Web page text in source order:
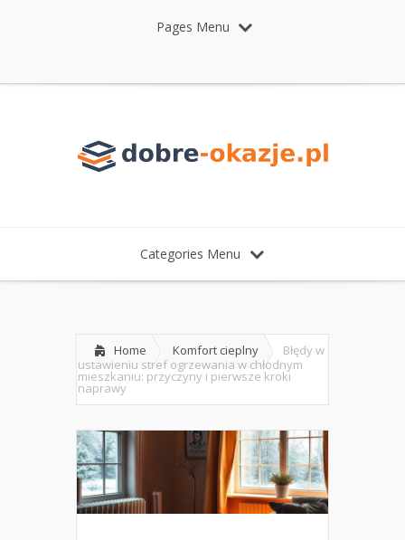
Pages Menu
Categories Menu
Home Komfort cieplny
Błędy w
ustawieniu stref ogrzewania w chłodnym
mieszkaniu: przyczyny i pierwsze kroki
naprawy